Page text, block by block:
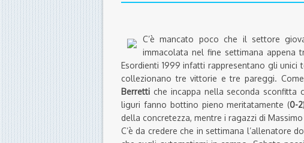
C’è mancato poco che il settore
immacolata nel fine settimana appena
Esordienti 1999 infatti rappresentano gli
collezionano tre vittorie e tre pareggi.
Berretti che incappa nella seconda sconfitta
liguri fanno bottino pieno meritatamente (0-2
della concretezza, mentre i ragazzi di Massimo
C’è da credere che in settimana l’allenatore